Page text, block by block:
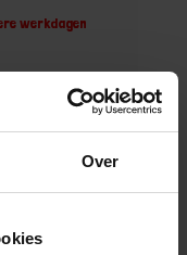
Over
werkdagen
+